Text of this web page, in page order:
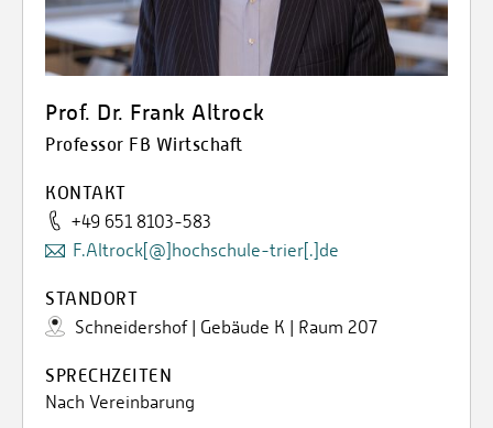
Prof. Dr. Frank Altrock
Professor FB Wirtschaft
KONTAKT
+49 651 8103-583
F.Altrock[@]hochschule-trier[.]de
STANDORT
Schneidershof | Gebäude K | Raum 207
SPRECHZEITEN
Nach Vereinbarung